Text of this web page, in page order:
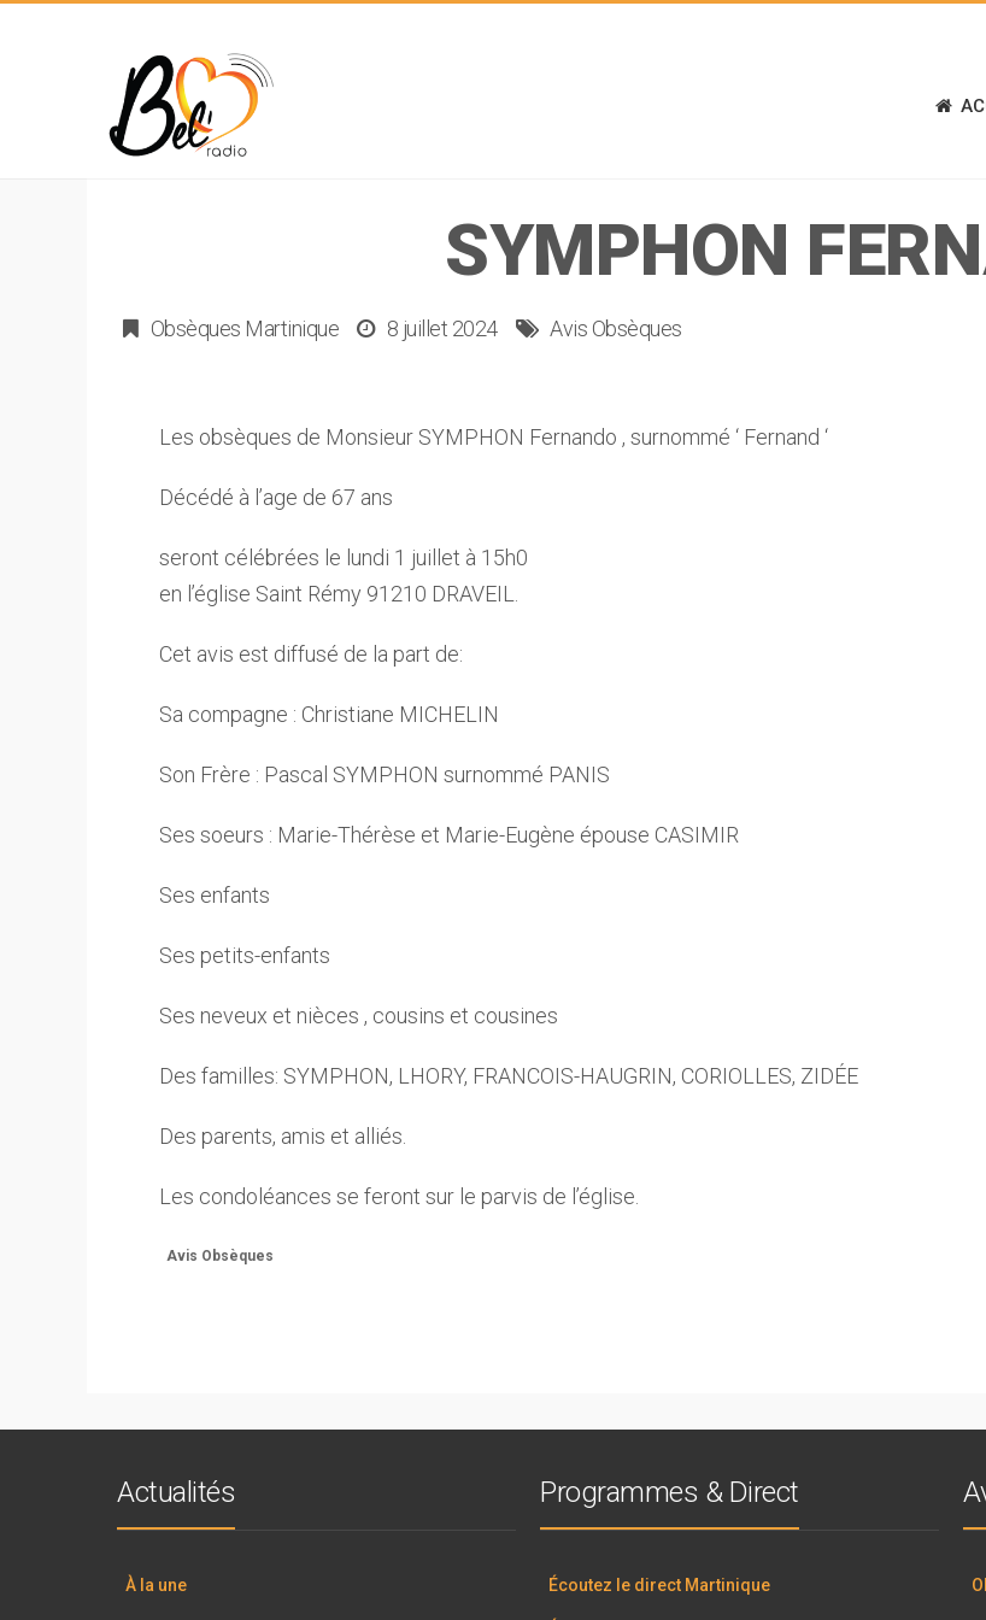
SYMPHON
Obsèques Martinique 8 juillet 2024 Avis Obsèques
Les obsèques de Monsieur SYMPHON Fernando , surnommé ‘ Fernand ‘
Décédé à l’age de 67 ans
seront célébrées le lundi 1 juillet à 15h0
en l’église Saint Rémy 91210 DRAVEIL.
Cet avis est diffusé de la part de:
Sa compagne : Christiane MICHELIN
Son Frère : Pascal SYMPHON surnommé PANIS
Ses soeurs : Marie-Thérèse et Marie-Eugène épouse CASIMIR
Ses enfants
Ses petits-enfants
Ses neveux et nièces , cousins et cousines
Des familles: SYMPHON, LHORY, FRANCOIS-HAUGRIN, CORIOLLES, ZIDÉE
Des parents, amis et alliés.
Les condoléances se feront sur le parvis de l’église.
Avis Obsèques
Actualités
À la une
Programmes & Direct
Écoutez le direct Martinique